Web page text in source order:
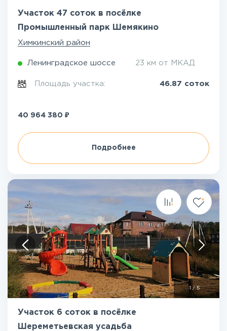
Участок 47 соток в посёлке
Промышленный парк Шемякино
Химкинский район
Ленинградское шоссе 23 км от МКАД
Площадь участка: 46.87 соток
40 964 380 ₽
Подробнее
1 /5
Участок 6 соток в посёлке
Шереметьевская усадьба